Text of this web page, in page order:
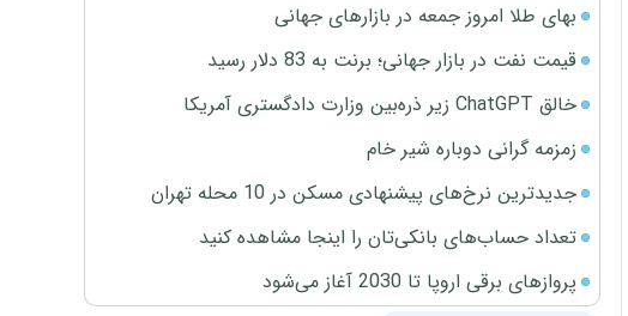
بهای طلا امروز جمعه در بازارهای جهانی
قیمت نفت در بازار جهانی؛ برنت به 83 دلار رسید
خالق ChatGPT زیر ذره‌بین وزارت دادگستری آمریکا
زمزمه گرانی دوباره شیر خام
جدیدترین نرخ‌های پیشنهادی مسکن در 10 محله تهران
تعداد حساب‌های بانکی‌تان را اینجا مشاهده کنید
پروازهای برقی اروپا تا 2030 آغاز می‌شود